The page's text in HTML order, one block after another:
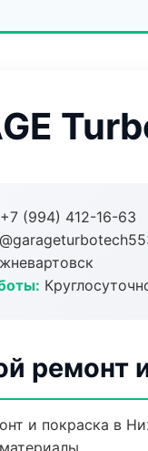
+7 (994) 412-16-63
ремонт
и покраска в